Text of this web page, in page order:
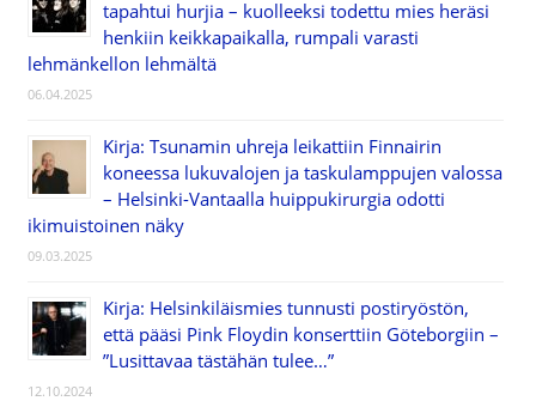
tapahtui hurjia – kuolleeksi todettu mies heräsi
henkiin keikkapaikalla, rumpali varasti
lehmänkellon lehmältä
06.04.2025
Kirja: Tsunamin uhreja leikattiin Finnairin
koneessa lukuvalojen ja taskulamppujen valossa
– Helsinki-Vantaalla huippukirurgia odotti
ikimuistoinen näky
09.03.2025
Kirja: Helsinkiläismies tunnusti postiryöstön,
että pääsi Pink Floydin konserttiin Göteborgiin –
”Lusittavaa tästähän tulee…”
12.10.2024